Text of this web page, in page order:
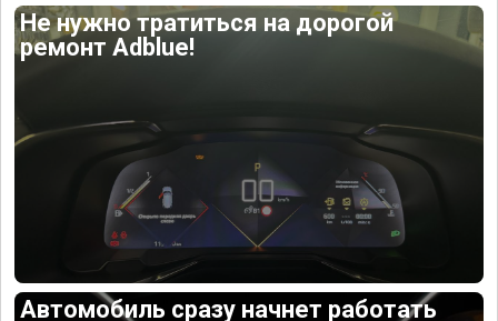
Не нужно тратиться на дорогой
ремонт Adblue!
Автомобиль сразу начнет работать